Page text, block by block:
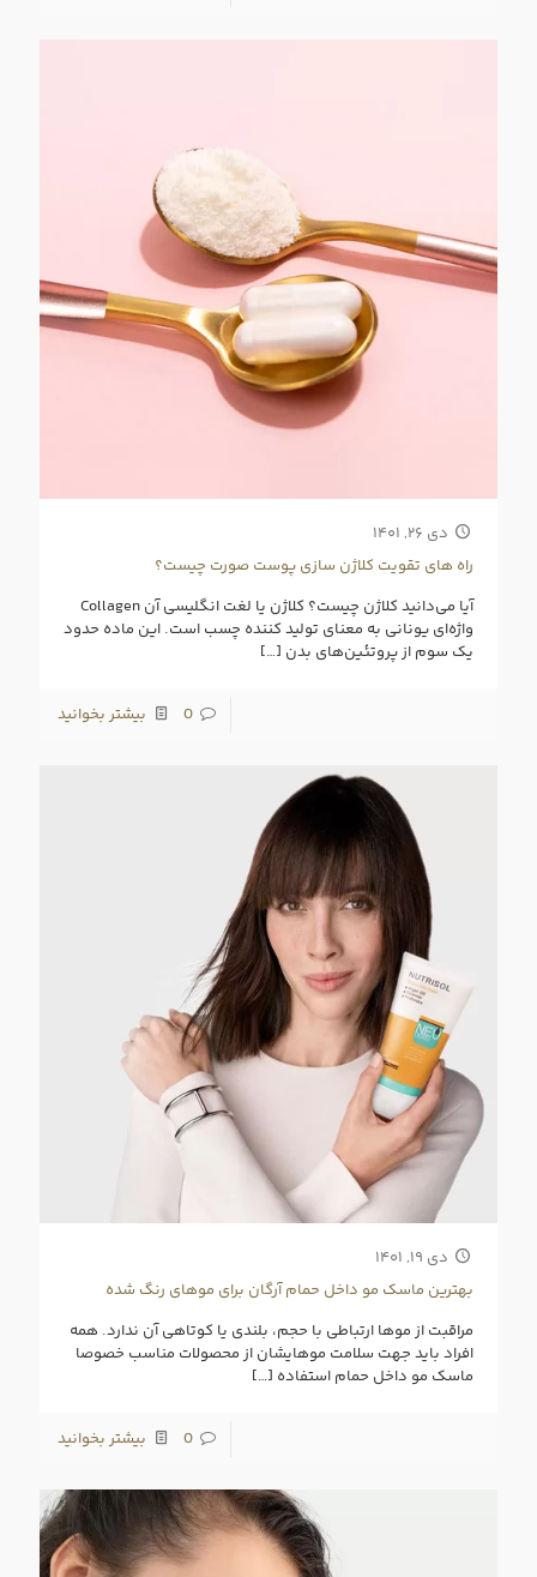
دی ۲۶, ۱۴۰۱
راه های تقویت کلاژن سازی پوست صورت چیست؟
آیا می‌دانید کلاژن چیست؟ کلاژن یا لغت انگلیسی آن Collagen
واژه‌ای یونانی به معنای تولید کننده چسب است. این ماده حدود
یک سوم از پروتئین‌های بدن […]
0 بیشتر بخوانید
دی ۱۹, ۱۴۰۱
بهترین ماسک مو داخل حمام آرگان برای موهای رنگ شده
مراقبت از موها ارتباطی با حجم، بلندی یا کوتاهی آن ندارد. همه
افراد باید جهت سلامت موهایشان از محصولات مناسب خصوصا
ماسک مو داخل حمام استفاده […]
0 بیشتر بخوانید